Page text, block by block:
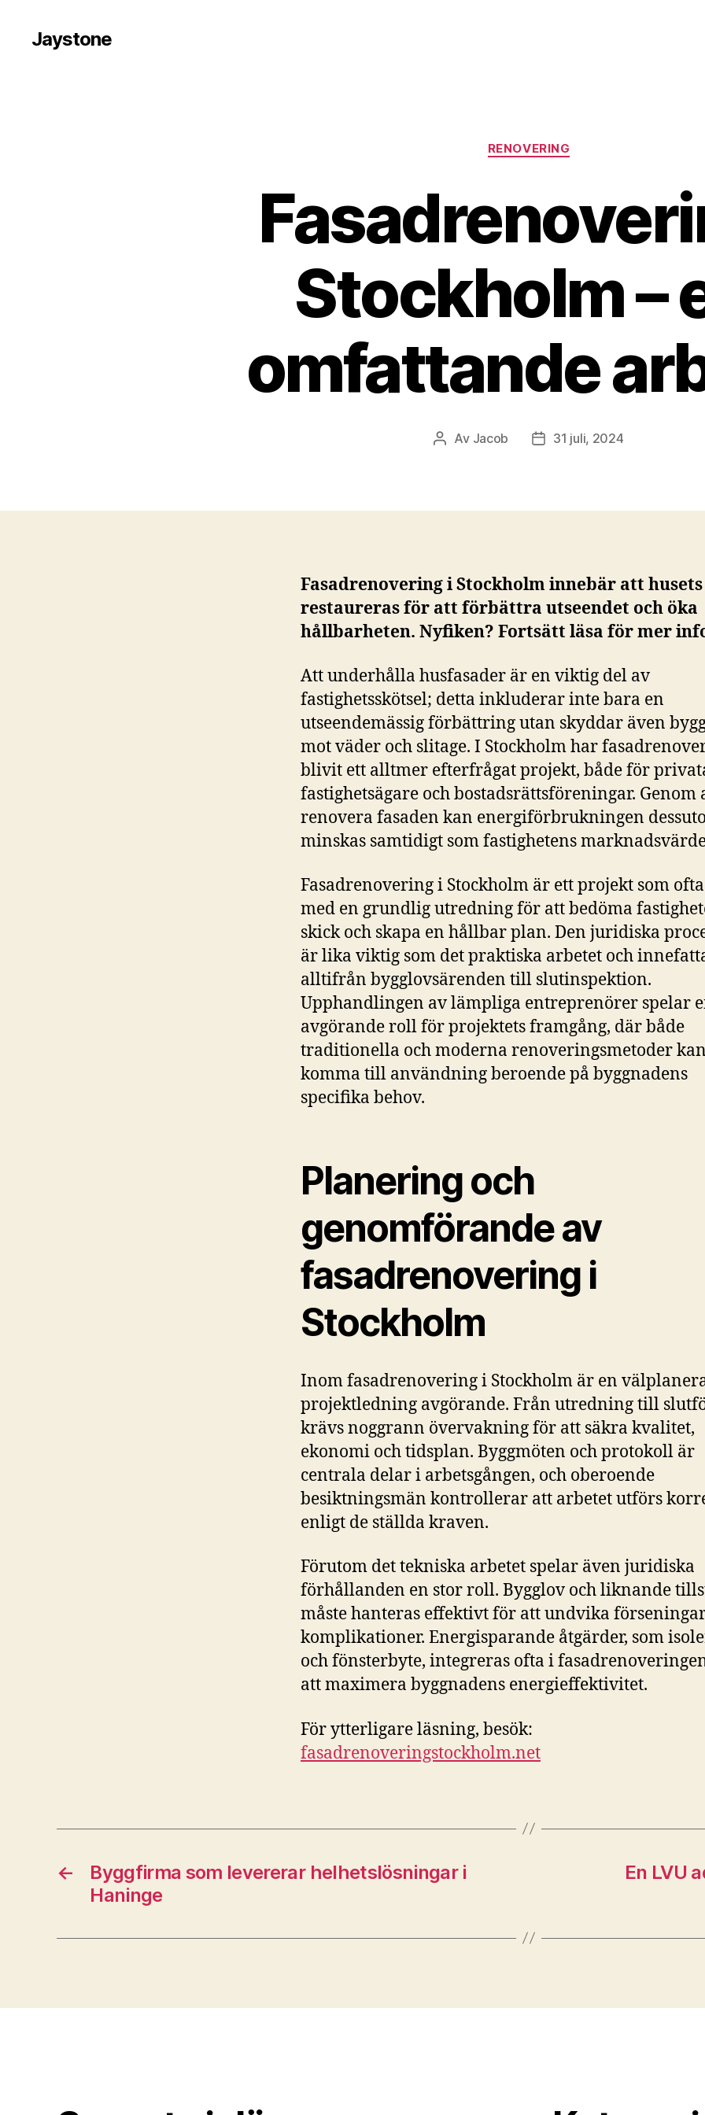
Jaystone
Kategorier
RENOVERING
Stockholm –
omfattande
Inläggsförfattare
Av Jacob Inläggsdatum
31 juli, 2024
Fasadrenovering i Stockholm innebär att
restaureras för att förbättra utseendet och öka
hållbarheten. Nyfiken? Fortsätt läsa för mer
Att underhålla husfasader är en viktig del av
fastighetsskötsel; detta inkluderar inte bara en
utseendemässig förbättring utan skyddar även
mot väder och slitage. I Stockholm har
blivit ett alltmer efterfrågat projekt, både för
fastighetsägare och bostadsrättsföreningar. Genom
renovera fasaden kan energiförbrukningen
minskas samtidigt som fastighetens
Fasadrenovering i Stockholm är ett projekt som
med en grundlig utredning för att bedöma
skick och skapa en hållbar plan. Den juridiska
är lika viktig som det praktiska arbetet och
alltifrån bygglovsärenden till slutinspektion.
Upphandlingen av lämpliga entreprenörer spelar
avgörande roll för projektets framgång, där både
traditionella och moderna renoveringsmetoder kan
komma till användning beroende på byggnadens
specifika behov.
Planering och
genomförande av
fasadrenovering i
Stockholm
Inom fasadrenovering i Stockholm är en
projektledning avgörande. Från utredning till
krävs noggrann övervakning för att säkra kvalitet,
ekonomi och tidsplan. Byggmöten och protokoll är
centrala delar i arbetsgången, och oberoende
besiktningsmän kontrollerar att arbetet utförs
enligt de ställda kraven.
Förutom det tekniska arbetet spelar även juridiska
förhållanden en stor roll. Bygglov och liknande
måste hanteras effektivt för att undvika
komplikationer. Energisparande åtgärder, som
och fönsterbyte, integreras ofta i
att maximera byggnadens energieffektivitet.
För ytterligare läsning, besök:
fasadrenoveringstockholm.net
←
Byggfirma som levererar helhetslösningar i
Haninge
En LVU